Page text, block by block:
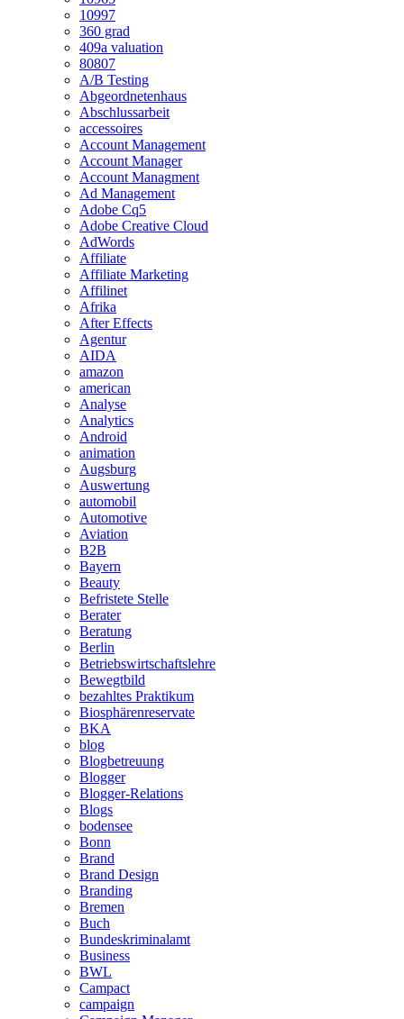
10997
360 grad
409a valuation
80807
A/B Testing
Abgeordnetenhaus
Abschlussarbeit
accessoires
Account Management
Account Manager
Account Managment
Ad Management
Adobe Cq5
Adobe Creative Cloud
AdWords
Affiliate
Affiliate Marketing
Affilinet
Afrika
After Effects
Agentur
AIDA
amazon
american
Analyse
Analytics
Android
animation
Augsburg
Auswertung
automobil
Automotive
Aviation
B2B
Bayern
Beauty
Befristete Stelle
Berater
Beratung
Berlin
Betriebswirtschaftslehre
Bewegtbild
bezahltes Praktikum
Biosphärenreservate
BKA
blog
Blogbetreuung
Blogger
Blogger-Relations
Blogs
bodensee
Bonn
Brand
Brand Design
Branding
Bremen
Buch
Bundeskriminalamt
Business
BWL
Campact
campaign